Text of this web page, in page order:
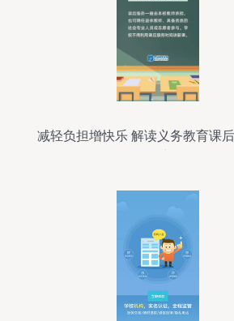
减轻负担增快乐 解读义务教育课